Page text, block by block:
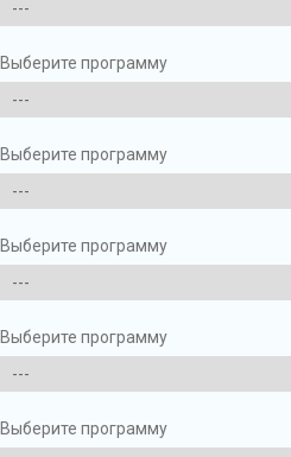
Выберите программу
Выберите программу
Выберите программу
Выберите программу
Выберите программу